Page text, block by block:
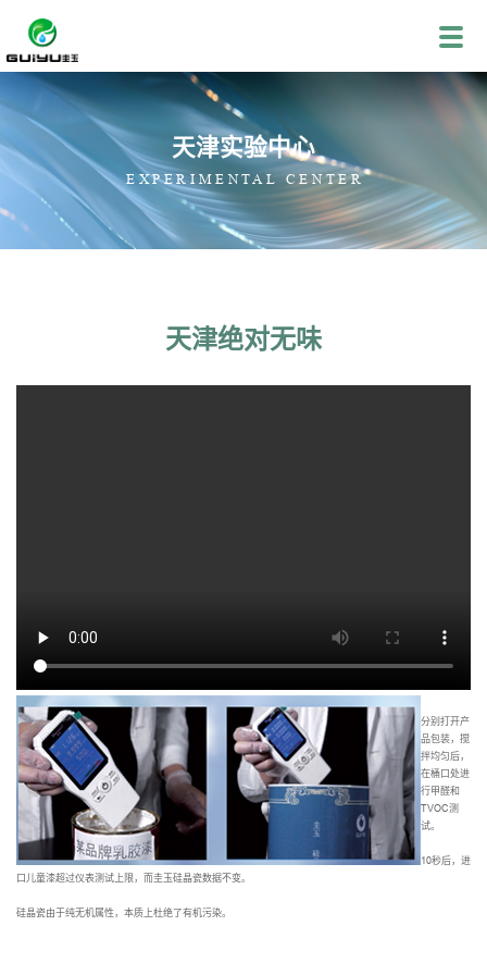
天津实验中心
EXPERIMENTAL CENTER
天津绝对无味
分别打开产
品包装，搅
拌均匀后，
在桶口处进
行甲醛和
TVOC测
试。
10秒后，进
口儿童漆超过仪表测试上限，而圭玉硅晶瓷数据不变。
硅晶瓷由于纯无机属性，本质上杜绝了有机污染。